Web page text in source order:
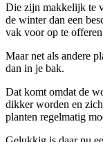
Die zijn makkelijk te
de winter dan een
vak voor op te
Maar net als andere
dan in je bak.
Dat komt omdat de
dikker worden en
planten regelmatig